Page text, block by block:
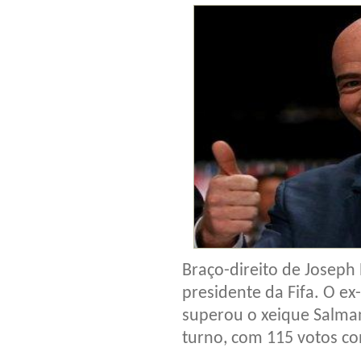
Braço-direito de
presidente da Fifa. O
superou o xeique
turno, com 115 votos